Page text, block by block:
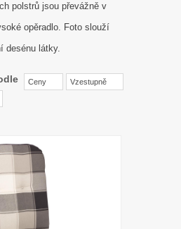
polstrů jsou převážně v
opěradlo. Foto slouží
desénu látky.
Ceny Vzestupně